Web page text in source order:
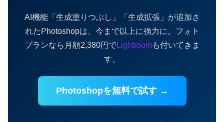
AI機能「生成塗りつぶし」「生成拡張」が追加さ
れたPhotoshopは、今まで以上に強力に。フォト
プランなら月額2,380円でLightroomも付いてきま
す。
Photoshopを無料で試す →